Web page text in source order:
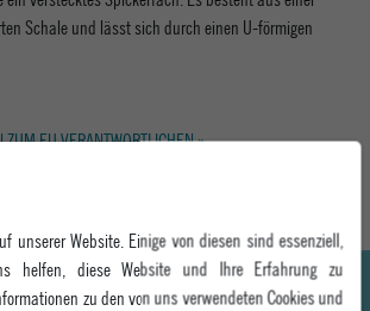
Schale und lässt sich durch einen U-förmigen
EU VERANTWORTLICHEN »
unserer Website. Einige von diesen sind essenziell,
helfen, diese Website und Ihre Erfahrung zu
zu den von uns verwendeten Cookies und